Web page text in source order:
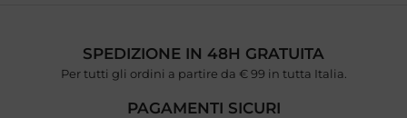
SPEDIZIONE IN 48H GRATUITA
Per tutti gli ordini a partire da € 99 in tutta Italia.
PAGAMENTI SICURI